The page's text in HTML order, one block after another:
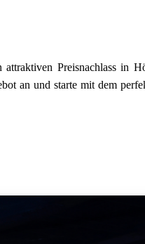
Preisnachlass in
an und starte mit dem